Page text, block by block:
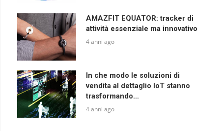
AMAZFIT EQUATOR: tracker di
attività essenziale ma innovativo
4 anni ago
In che modo le soluzioni di
vendita al dettaglio IoT stanno
trasformando...
4 anni ago